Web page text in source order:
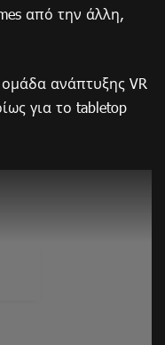
από την άλλη,
ομάδα ανάπτυξης VR
για το tabletop